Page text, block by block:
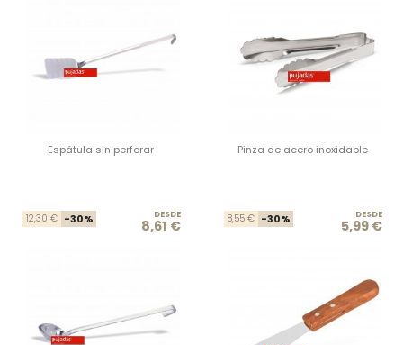
Espátula sin perforar
Precio base
12,30 € -30% Precio
DESDE
8,61 €
Pinza de acero inoxidable
8,55 € -30% DESDE
5,99 €